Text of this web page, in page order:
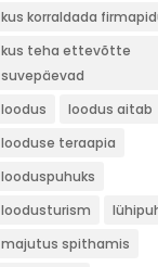
kus korraldada
kus teha ettevõtte
suvepäevad
loodus
loodus aitab
looduse teraapia
looduspuhuks
loodusturism
majutus spithamis